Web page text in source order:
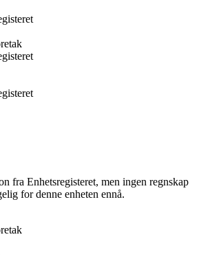
fra Enhetsregisteret, men ingen regnskap
for denne enheten ennå.